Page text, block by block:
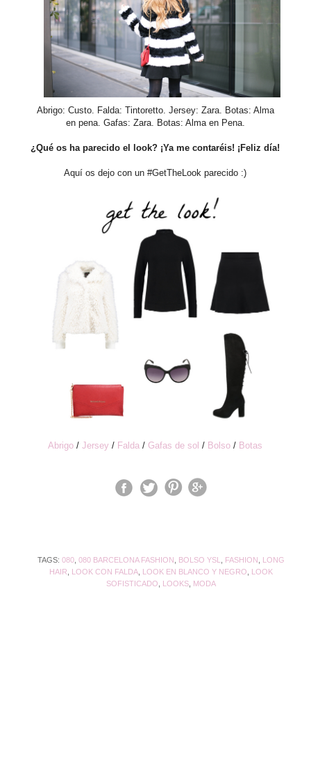
Abrigo: Custo. Falda: Tintoretto. Jersey: Zara. Botas: Alma
en pena. Gafas: Zara. Botas: Alma en Pena.
¿Qué os ha parecido el look? ¡Ya me contaréis! ¡Feliz día!
Aquí os dejo con un #GetTheLook parecido :)
Abrigo /Jersey / Falda /Gafas de sol / Bolso / Botas
TAGS: 080, 080 BARCELONA FASHION BOLSO YSL FASHION
LONG
HAIR
LOOK CON FALDA, LOOK EN BLANCO Y NEGRO
LOOK
SOFISTICADO
LOOKS, MODA